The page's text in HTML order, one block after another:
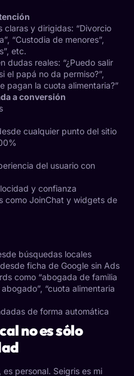
claras y dirigidas: “Divorcio
“Custodia de menores”,
etc.
dudas reales: “¿Puedo salir
el papá no da permiso?”,
pagan la cuota alimentaria?”
a conversión
cualquier punto del sitio
del usuario con
y confianza
como JoinChat y widgets de
búsquedas locales
ficha de Google sin Ads
como “abogada de familia
“cuota alimentaria
de forma automática
no es sólo
personal. Seigris es mi